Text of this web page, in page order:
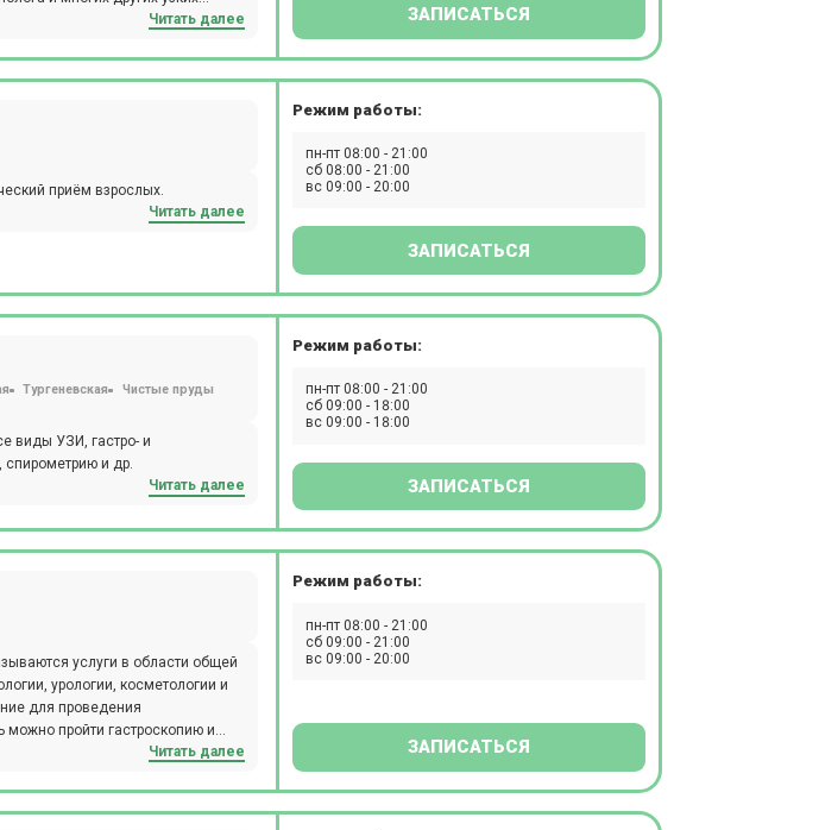
Читать далее ЗАПИСАТЬСЯ
приём взрослых.
Читать далее
Режим работы:
пн-пт 08:00 - 21:00
сб 08:00 - 21:00
вс 09:00 - 20:00
ЗАПИСАТЬСЯ
Тургеневская
Чистые пруды
виды УЗИ, гастро- и
спирометрию и др.
Читать далее
Режим работы:
пн-пт 08:00 - 21:00
сб 09:00 - 18:00
вс 09:00 - 18:00
ЗАПИСАТЬСЯ
услуги в области общей
урологии, косметологии и
для проведения
пройти гастроскопию и
свыше 200 анализов.
Читать далее
Режим работы:
пн-пт 08:00 - 21:00
сб 09:00 - 21:00
вс 09:00 - 20:00
ЗАПИСАТЬСЯ